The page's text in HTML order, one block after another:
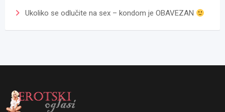
Ukoliko se odlučite na sex – kondom je OBAVEZAN